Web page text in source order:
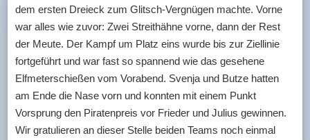
dem ersten Dreieck zum Glitsch-Vergnügen machte. Vorne
war alles wie zuvor: Zwei Streithähne vorne, dann der Rest
der Meute. Der Kampf um Platz eins wurde bis zur Ziellinie
fortgeführt und war fast so spannend wie das gesehene
Elfmeterschießen vom Vorabend. Svenja und Butze hatten
am Ende die Nase vorn und konnten mit einem Punkt
Vorsprung den Piratenpreis vor Frieder und Julius gewinnen.
Wir gratulieren an dieser Stelle beiden Teams noch einmal